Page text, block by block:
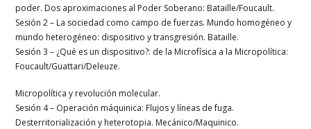
poder. Dos aproximaciones al Poder Soberano: Bataille/Foucault.
Sesión 2 – La sociedad como campo de fuerzas. Mundo homogéneo y
mundo heterogéneo: dispositivo y transgresión. Bataille.
Sesión 3 – ¿Qué es un dispositivo?: de la Microfísica a la Micropolítica:
Foucault/Guattari/Deleuze.
Micropolítica y revolución molecular.
Sesión 4 – Operación máquinica: Flujos y líneas de fuga.
Desterritorialización y heterotopia. Mecánico/Maquinico.